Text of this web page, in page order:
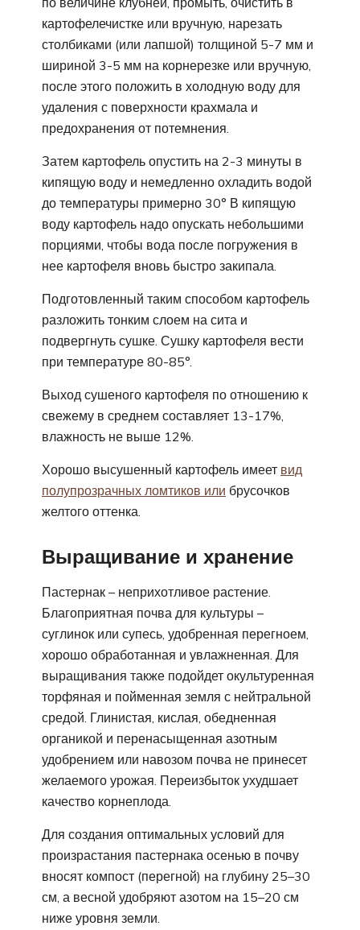
картофелечистке или вручную, нарезать
столбиками (или лапшой) толщиной 5-7 мм и
шириной 3-5 мм на корнерезке или вручную,
после этого положить в холодную воду для
удаления с поверхности крахмала и
предохранения от потемнения.
Затем картофель опустить на 2-3 минуты в
кипящую воду и немедленно охладить водой
до температуры примерно 30° В кипящую
воду картофель надо опускать небольшими
порциями, чтобы вода после погружения в
нее картофеля вновь быстро закипала.
Подготовленный таким способом картофель
разложить тонким слоем на сита и
подвергнуть сушке. Сушку картофеля вести
при температуре 80-85°.
Выход сушеного картофеля по отношению к
свежему в среднем составляет 13-17%,
влажность не выше 12%.
Хорошо высушенный картофель имеет вид
полупрозрачных ломтиков или брусочков
желтого оттенка.
Выращивание и хранение
Пастернак – неприхотливое растение.
Благоприятная почва для культуры –
суглинок или супесь, удобренная перегноем,
хорошо обработанная и увлажненная. Для
выращивания также подойдет окультуренная
торфяная и пойменная земля с нейтральной
средой. Глинистая, кислая, обедненная
органикой и перенасыщенная азотным
удобрением или навозом почва не принесет
желаемого урожая. Переизбыток ухудшает
качество корнеплода.
Для создания оптимальных условий для
произрастания пастернака осенью в почву
вносят компост (перегной) на глубину 25–30
см, а весной удобряют азотом на 15–20 см
ниже уровня земли.